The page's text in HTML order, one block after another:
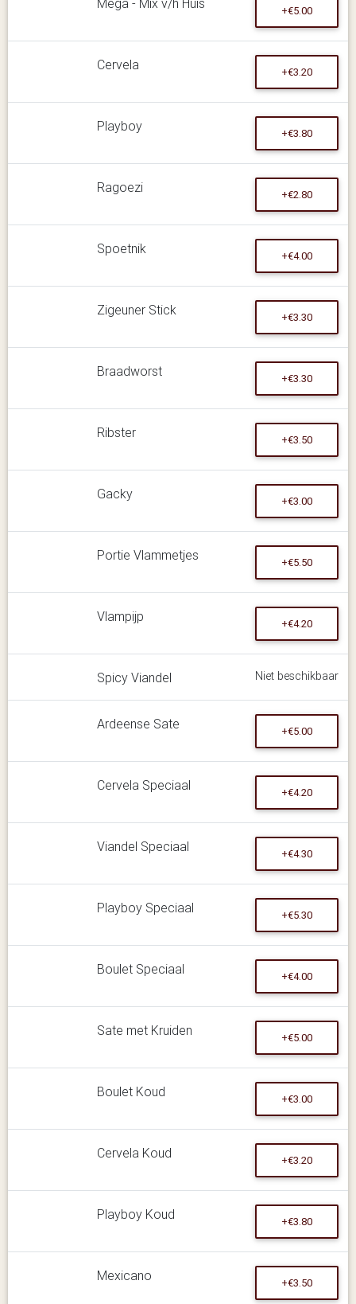
+€5.00
Cervela +€3.20
Playboy +€3.80
Ragoezi +€2.80
Spoetnik +€4.00
Zigeuner Stick +€3.30
Braadworst +€3.30
Ribster +€3.50
Gacky +€3.00
Portie Vlammetjes +€5.50
Vlampijp +€4.20
Spicy Viandel Niet beschikbaar
Ardeense Sate +€5.00
Cervela Speciaal +€4.20
Viandel Speciaal +€4.30
Playboy Speciaal +€5.30
Boulet Speciaal +€4.00
Sate met Kruiden +€5.00
Boulet Koud +€3.00
Cervela Koud +€3.20
Playboy Koud +€3.80
Mexicano +€3.50